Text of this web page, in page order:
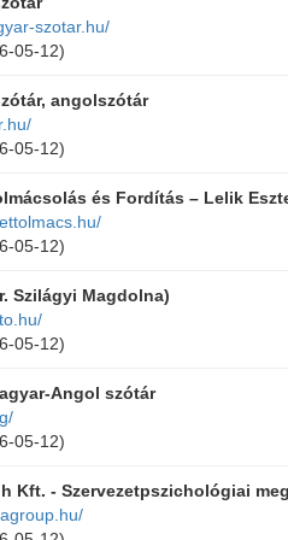
szotar.hu/
05-12)
angolszótár
05-12)
és Fordítás – Lelik
05-12)
Szilágyi Magdolna)
05-12)
Angol szótár
05-12)
Kft. - Szervezetpszichológiai